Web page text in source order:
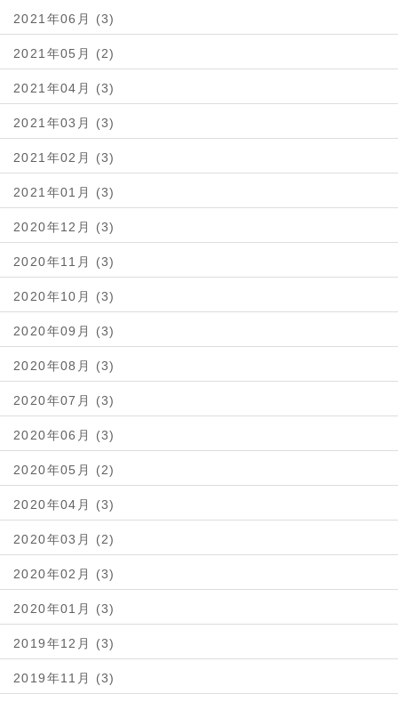
2021年06月 (3)
2021年05月 (2)
2021年04月 (3)
2021年03月 (3)
2021年02月 (3)
2021年01月 (3)
2020年12月 (3)
2020年11月 (3)
2020年10月 (3)
2020年09月 (3)
2020年08月 (3)
2020年07月 (3)
2020年06月 (3)
2020年05月 (2)
2020年04月 (3)
2020年03月 (2)
2020年02月 (3)
2020年01月 (3)
2019年12月 (3)
2019年11月 (3)